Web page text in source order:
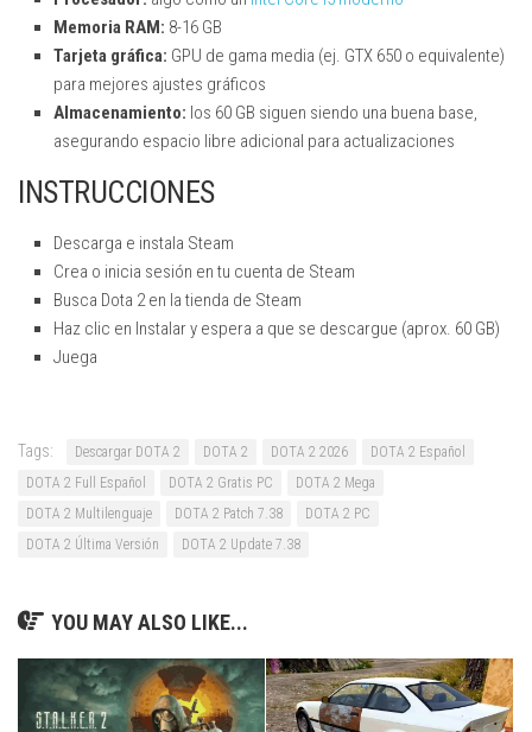
Memoria RAM: 8-16 GB
Tarjeta gráfica: GPU de gama media (ej. GTX 650 o equivalente)
para mejores ajustes gráficos
Almacenamiento: los 60 GB siguen siendo una buena base,
asegurando espacio libre adicional para actualizaciones
INSTRUCCIONES
Descarga e instala Steam
Crea o inicia sesión en tu cuenta de Steam
Busca Dota 2 en la tienda de Steam
Haz clic en Instalar y espera a que se descargue (aprox. 60 GB)
Juega
Tags: Descargar DOTA 2 DOTA 2 DOTA 2 2026
DOTA 2 Español
DOTA 2 Full Español
DOTA 2 Gratis PC
DOTA 2 Mega
DOTA 2 Multilenguaje
DOTA 2 Patch 7.38
DOTA 2 PC
DOTA 2 Última Versión
DOTA 2 Update 7.38
YOU MAY ALSO LIKE...